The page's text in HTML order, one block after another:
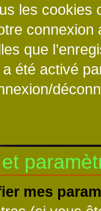
les cookies
que
été activé
mes